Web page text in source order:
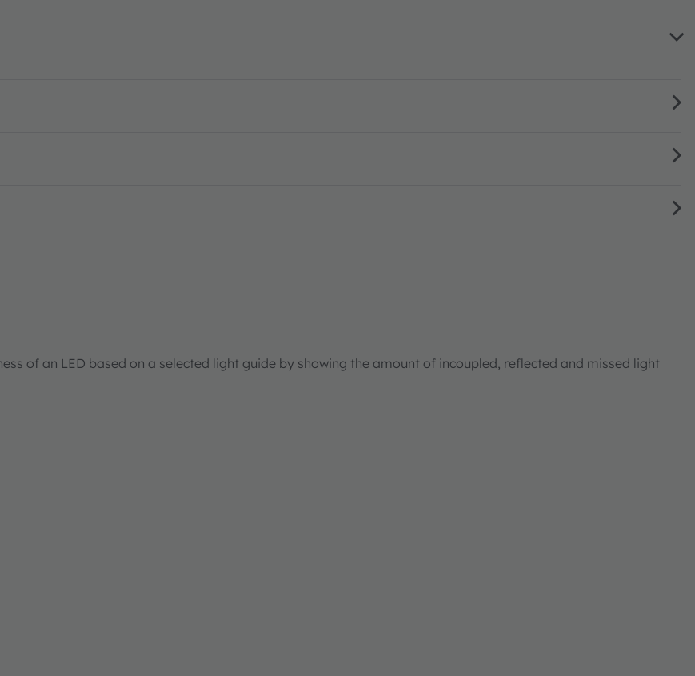
of an LED based on a selected light guide by showing the amount of incoupled, reflected and missed light